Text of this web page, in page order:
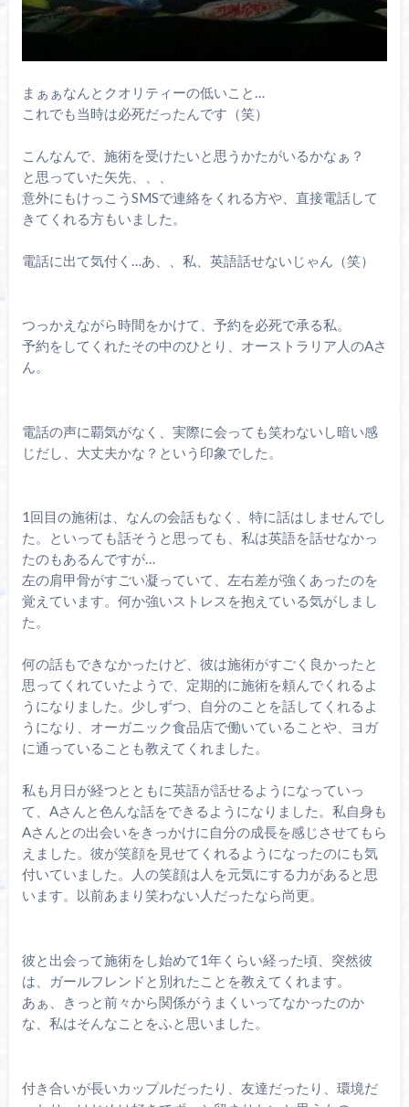
まぁぁなんとクオリティーの低いこと…
これでも当時は必死だったんです（笑）
こんなんで、施術を受けたいと思うかたがいるかなぁ？
と思っていた矢先、、、
意外にもけっこうSMSで連絡をくれる方や、直接電話して
きてくれる方もいました。
電話に出て気付く…あ、、私、英語話せないじゃん（笑）
つっかえながら時間をかけて、予約を必死で承る私。
予約をしてくれたその中のひとり、オーストラリア人のAさ
ん。
電話の声に覇気がなく、実際に会っても笑わないし暗い感
じだし、大丈夫かな？という印象でした。
1回目の施術は、なんの会話もなく、特に話はしませんでし
た。といっても話そうと思っても、私は英語を話せなかっ
たのもあるんですが…
左の肩甲骨がすごい凝っていて、左右差が強くあったのを
覚えています。何か強いストレスを抱えている気がしまし
た。
何の話もできなかったけど、彼は施術がすごく良かったと
思ってくれていたようで、定期的に施術を頼んでくれるよ
うになりました。少しずつ、自分のことを話してくれるよ
うになり、オーガニック食品店で働いていることや、ヨガ
に通っていることも教えてくれました。
私も月日が経つとともに英語が話せるようになっていっ
て、Aさんと色んな話をできるようになりました。私自身も
Aさんとの出会いをきっかけに自分の成長を感じさせてもら
えました。彼が笑顔を見せてくれるようになったのにも気
付いていました。人の笑顔は人を元気にする力があると思
います。以前あまり笑わない人だったなら尚更。
彼と出会って施術をし始めて1年くらい経った頃、突然彼
は、ガールフレンドと別れたことを教えてくれます。
あぁ、きっと前々から関係がうまくいってなかったのか
な、私はそんなことをふと思いました。
付き合いが長いカップルだったり、友達だったり、環境だ